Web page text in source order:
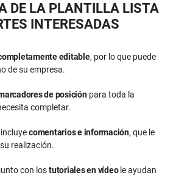
DE LA PLANTILLA LISTA
INTERESADAS
editable, por lo que puede
de su empresa.
de posiciónpara toda la
completar.
comentarios e información, que le
realización.
con lostutoriales en vídeole ayudan